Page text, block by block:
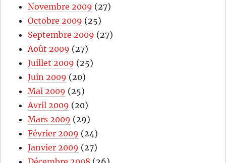
Novembre 2009 (27)
Octobre 2009 (25)
Septembre 2009 (27)
Août 2009 (27)
Juillet 2009 (25)
Juin 2009 (20)
Mai 2009 (25)
Avril 2009 (20)
Mars 2009 (29)
Février 2009 (24)
Janvier 2009 (27)